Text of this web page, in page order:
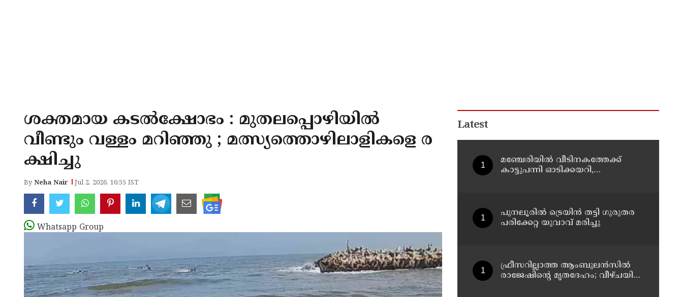
ശക്തമായ കടൽക്ഷോഭം : മുതലപ്പൊഴിയിൽ
വീണ്ടും വള്ളം മറിഞ്ഞു ; മത്സ്യത്തൊഴിലാളികളെ ര
ക്ഷിച്ചു
ByNeha Nair Jul 2, 2026, 16:55 IST
Whatsapp Group
Latest
മഞ്ചേരിയിൽ വീടിനകത്തേക്ക്
കാട്ടുപന്നി ഓടിക്കയറി,
പുനലൂരിൽ ട്രെയിൻ തട്ടി ഗുരുതര
പരിക്കേറ്റ യുവാവ് മരിച്ചു
ഫ്രീസറില്ലാത്ത ആംബുലൻസിൽ
രാജേഷിൻ്റെ മൃതദേഹം; വീഴ്ചയിൽ